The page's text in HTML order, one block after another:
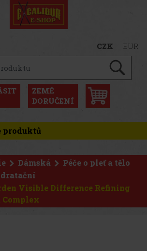
CZK EUR
ZEMĚ
DORUČENÍ
produktů
Dámská
Péče o pleť a tělo
Visible Difference Refining
Complex